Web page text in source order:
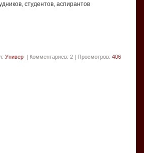
студентов, аспирантов
Универ| Комментариев: 2 | Просмотров: 406